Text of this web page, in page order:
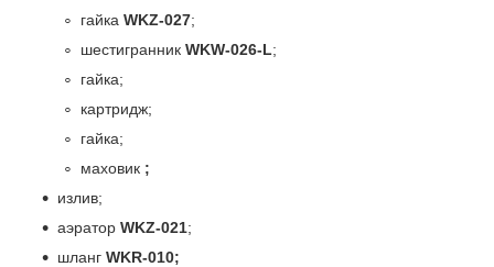
гайка WKZ-027;
шестигранник WKW-026-L;
гайка;
картридж;
гайка;
маховик ;
излив;
аэратор WKZ-021;
шланг WKR-010;